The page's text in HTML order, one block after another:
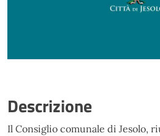
Descrizione
Il Consiglio comunale di Jesolo,